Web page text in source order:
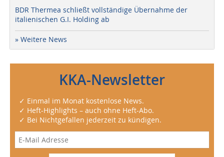
BDR Thermea schließt vollständige Übernahme der
italienischen G.I. Holding ab
» Weitere News
KKA-Newsletter
✓ Einmal im Monat kostenlose News.
✓ Heft-Highlights – auch ohne Heft-Abo.
✓ Bei Nichtgefallen jederzeit zu kündigen.